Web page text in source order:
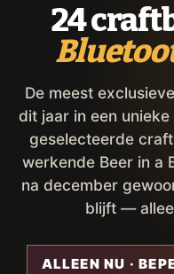
24
De meest
dit jaar in een
geselecteerde
werkende Beer in a
na december
blijft —
ALLEEN NU ·